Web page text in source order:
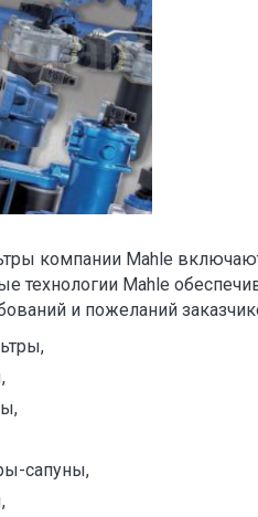
компании Mahle
технологии Mahle
и пожеланий
сапуны,